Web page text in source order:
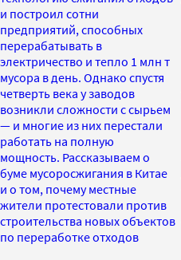
и построил сотни
предприятий, способных
перерабатывать в
электричество и тепло 1 млн т
мусора в день. Однако спустя
четверть века у заводов
возникли сложности с сырьем
— и многие из них перестали
работать на полную
мощность. Рассказываем о
буме мусоросжигания в Китае
и о том, почему местные
жители протестовали против
строительства новых объектов
по переработке отходов